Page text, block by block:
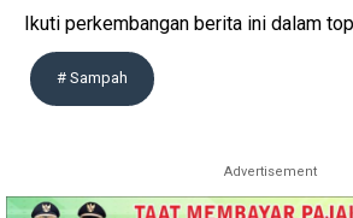
Ikuti perkembangan berita ini dalam
# Sampah
Advertisement